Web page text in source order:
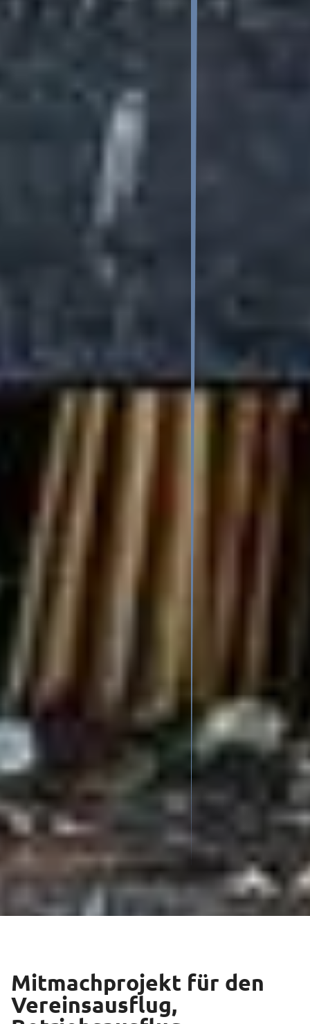
Mitmachprojekt für den
Vereinsausflug,